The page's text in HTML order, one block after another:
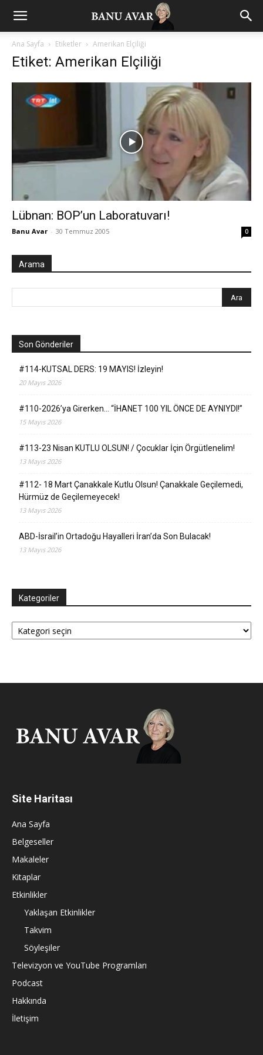
Ana Sayfa Etiketler Amerikan Elçiliği
Etiket: Amerikan Elçiliği
Lübnan: BOP’un Laboratuvarı!
Banu Avar - 30 Temmuz 2005 0
Arama
Son Gönderiler
#114-KUTSAL DERS: 19 MAYIS! İzleyin!
20 Mayıs 2026
#110-2026’ya Girerken… “İHANET 100 YIL ÖNCE DE AYNIYDI!”
15 Mayıs 2026
#113-23 Nisan KUTLU OLSUN! / Çocuklar İçin Örgütlenelim!
13 Mayıs 2026
#112- 18 Mart Çanakkale Kutlu Olsun! Çanakkale Geçilemedi,
Hürmüz de Geçilemeyecek!
13 Mayıs 2026
ABD-İsrail’in Ortadoğu Hayalleri İran’da Son Bulacak!
13 Mayıs 2026
Kategoriler
Kategoriler
Site Haritası
Ana Sayfa
Belgeseller
Makaleler
Kitaplar
Etkinlikler
Yaklaşan Etkinlikler
Takvim
Söyleşiler
Televizyon ve YouTube Programları
Podcast
Hakkında
İletişim